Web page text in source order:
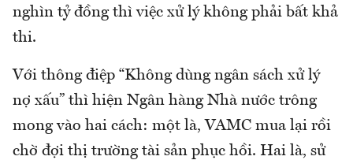
nghìn tỷ đồng thì việc xử lý không phải bất khả
thi.
Với thông điệp “Không dùng ngân sách xử lý
nợ xấu” thì hiện Ngân hàng Nhà nước trông
mong vào hai cách: một là, VAMC mua lại rồi
chờ đợi thị trường tài sản phục hồi. Hai là, sử